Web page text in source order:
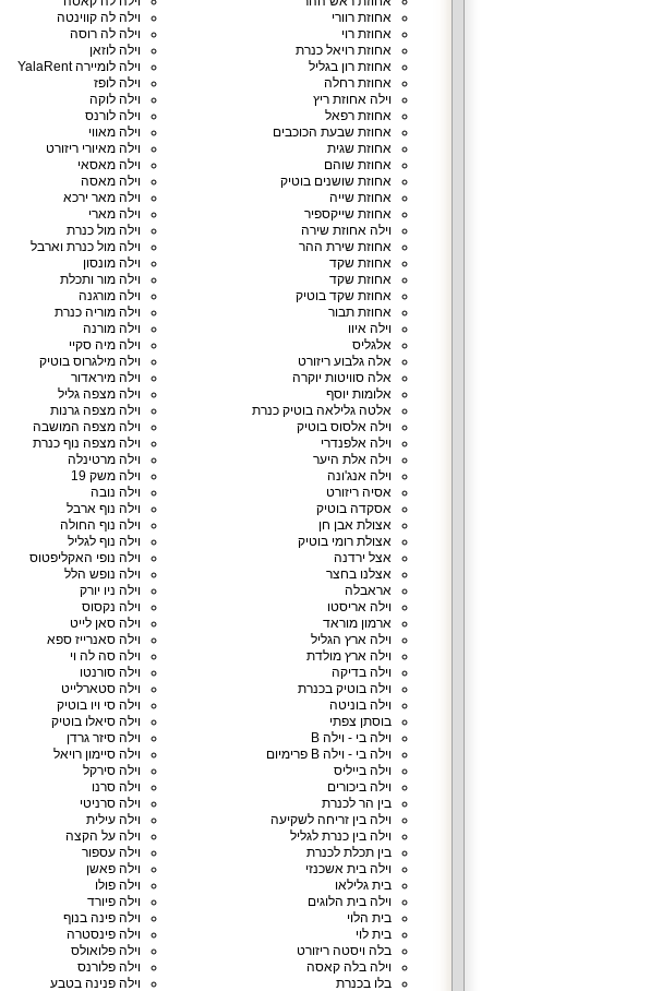
אחוזת רוורי
אחוזת רוי
אחוזת רויאל כנרת
אחוזת רון בגליל
אחוזת רחלה
וילה אחוזת ריץ
אחוזת רפאל
אחוזת שבעת הכוכבים
אחוזת שגית
אחוזת שוהם
אחוזת שושנים בוטיק
אחוזת שייה
אחוזת שייקספיר
וילה אחוזת שירה
אחוזת שירת ההר
אחוזת שקד
אחוזת שקד
אחוזת שקד בוטיק
אחוזת תבור
וילה איוו
אלגליס
אלה גלבוע ריזורט
אלה סוויטות יוקרה
אלומות יוסף
אלטה גלילאה בוטיק כנרת
וילה אלסוס בוטיק
וילה אלפנדרי
וילה אלת היער
וילה אנג'ונה
אסיה ריזורט
אסקדה בוטיק
אצולת אבן חן
אצולת רומי בוטיק
אצל ירדנה
אצלנו בחצר
אראבלה
וילה אריסטו
ארמון מוראד
וילה ארץ הגליל
וילה ארץ מולדת
וילה בדיקה
וילה בוטיק בכנרת
וילה בוניטה
בוסתן צפתי
וילה בי - וילה B
וילה בי - וילה B פרימיום
וילה בייליס
וילה ביכורים
בין הר לכנרת
וילה בין זריחה לשקיעה
וילה בין כנרת לגליל
בין תכלת לכנרת
וילה בית אשכנזי
בית גלילאו
וילה בית הלוגים
בית הלוי
בית לוי
בלה ויסטה ריזורט
וילה בלה קאסה
בלו בכנרת
וילה לה קווינטה
וילה לה רוסה
וילה לוזאן
וילה לומיירה YalaRent
וילה לופז
וילה לוקה
וילה לורנס
וילה מאווי
וילה מאיורי ריזורט
וילה מאסאי
וילה מאסה
וילה מאר ירכא
וילה מארי
וילה מול כנרת
וילה מול כנרת וארבל
וילה מונסון
וילה מור ותכלת
וילה מורגנה
וילה מוריה כנרת
וילה מורנה
וילה מיה סקיי
וילה מילגרוס בוטיק
וילה מיראדור
וילה מצפה גליל
וילה מצפה גרנות
וילה מצפה המושבה
וילה מצפה נוף כנרת
וילה מרטינלה
וילה משק 19
וילה נובה
וילה נוף ארבל
וילה נוף החולה
וילה נוף לגליל
וילה נופי האקליפטוס
וילה נופש הלל
וילה ניו יורק
וילה נקסוס
וילה סאן לייט
וילה סאנרייז ספא
וילה סה לה וי
וילה סורנטו
וילה סטארלייט
וילה סי ויו בוטיק
וילה סיאלו בוטיק
וילה סיזר גרדן
וילה סיימון רויאל
וילה סירקל
וילה סרנו
וילה סרניטי
וילה עילית
וילה על הקצה
וילה עספור
וילה פאשן
וילה פולו
וילה פיורד
וילה פינה בנוף
וילה פינסטרה
וילה פלואולס
וילה פלורנס
וילה פנינה בטבע